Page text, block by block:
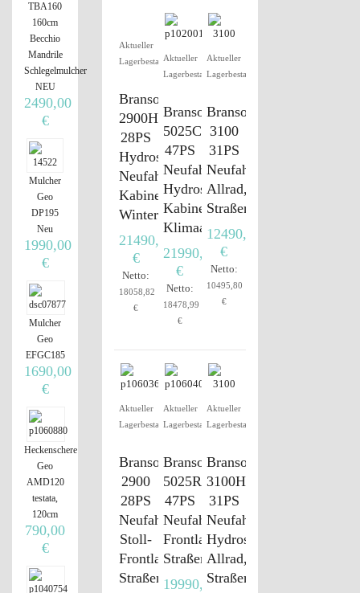
Aktueller
Lagerbestand
Branson
2900H
28PS
Hydrostat,
Neufahrzeug,
Kabine,
Winterdienst
21490,00
€
Netto:
18058,82
€
Aktueller
Lagerbestand
Branson
5025CH
47PS
Neufahrzeug,
Hydrostat,
Kabine,
Klimaanlage
21990,00
€
Netto:
18478,99
€
Aktueller
Lagerbestand
Branson
3100
31PS
Neufahrzeug,
Allrad,
Straßenzulassung
12490,00
€
Netto:
10495,80
€
Aktueller
Lagerbestand
Branson
2900
28PS
Neufahrzeug,
Stoll-
Frontlader,
Straßenzulassung
Aktueller
Lagerbestand
Branson
5025R
47PS
Neufahrzeug,
Frontlader,
Straßenzulassung
19990,00
Aktueller
Lagerbestand
Branson
3100H
31PS
Neufahrzeug,
Hydrostat,
Allrad,
Straßenzulassung
TBA160
160cm
Becchio
Mandrile
Schlegelmulcher
NEU
2490,00
€
Mulcher
Geo
DP195
Neu
1990,00
€
Mulcher
Geo
EFGC185
1690,00
€
Heckenschere
Geo
AMD120
testata,
120cm
790,00
€